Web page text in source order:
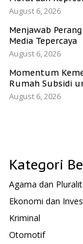
August 6, 2026
Menjawab
Media Tepercaya
August 6, 2026
Momentum
Rumah Subsidi
August 6, 2026
Kategori
Agama dan
Ekonomi dan
Kriminal
Otomotif